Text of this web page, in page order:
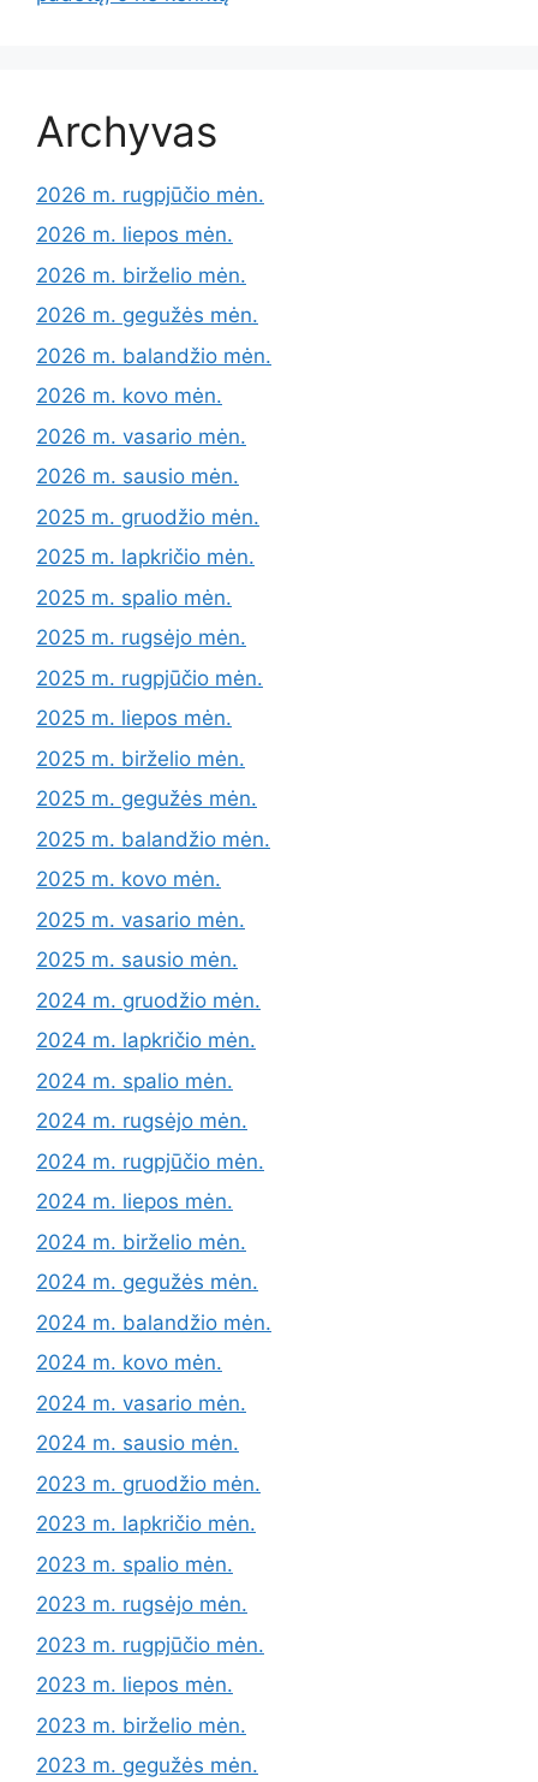
Archyvas
2026 m. rugpjūčio mėn.
2026 m. liepos mėn.
2026 m. birželio mėn.
2026 m. gegužės mėn.
2026 m. balandžio mėn.
2026 m. kovo mėn.
2026 m. vasario mėn.
2026 m. sausio mėn.
2025 m. gruodžio mėn.
2025 m. lapkričio mėn.
2025 m. spalio mėn.
2025 m. rugsėjo mėn.
2025 m. rugpjūčio mėn.
2025 m. liepos mėn.
2025 m. birželio mėn.
2025 m. gegužės mėn.
2025 m. balandžio mėn.
2025 m. kovo mėn.
2025 m. vasario mėn.
2025 m. sausio mėn.
2024 m. gruodžio mėn.
2024 m. lapkričio mėn.
2024 m. spalio mėn.
2024 m. rugsėjo mėn.
2024 m. rugpjūčio mėn.
2024 m. liepos mėn.
2024 m. birželio mėn.
2024 m. gegužės mėn.
2024 m. balandžio mėn.
2024 m. kovo mėn.
2024 m. vasario mėn.
2024 m. sausio mėn.
2023 m. gruodžio mėn.
2023 m. lapkričio mėn.
2023 m. spalio mėn.
2023 m. rugsėjo mėn.
2023 m. rugpjūčio mėn.
2023 m. liepos mėn.
2023 m. birželio mėn.
2023 m. gegužės mėn.